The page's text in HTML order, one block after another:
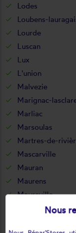
Lodes
Loubens-
Lourde
Luscan
Lux
L'union
Malvezie
Marignac-
Marliac
Marsoulas
Martres-de-
Mascarville
Mauran
Maurens
Maureville
Nous